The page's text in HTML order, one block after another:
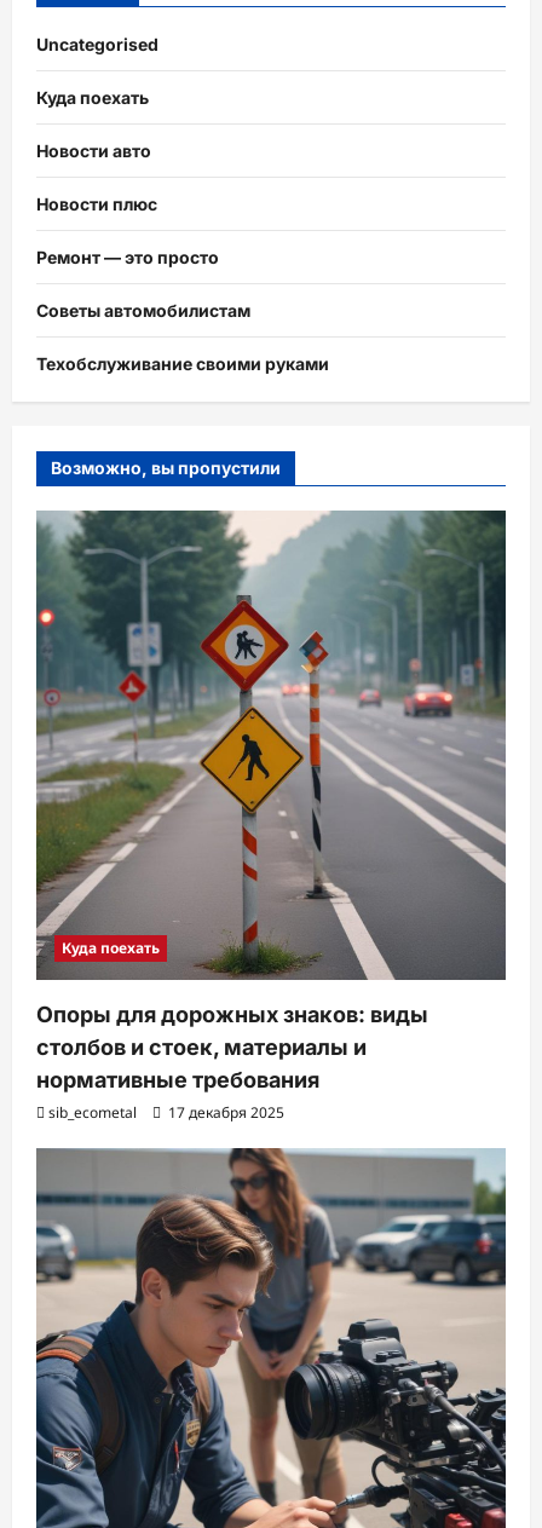
Uncategorised
Куда поехать
Новости авто
Новости плюс
Ремонт — это просто
Советы автомобилистам
Техобслуживание своими руками
Возможно, вы пропустили
Куда поехать
Опоры для дорожных знаков: виды
столбов и стоек, материалы и
нормативные требования
sib_ecometal 17 декабря 2025